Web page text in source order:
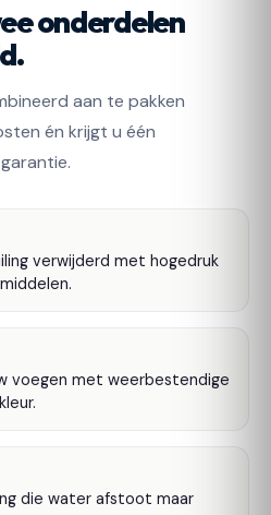
onderdelen
aan te pakken
én krijgt u één
verwijderd met hogedruk
voegen met weerbestendige
die water afstoot maar